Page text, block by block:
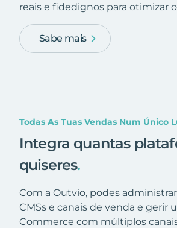
reais e fidedignos para otimizar
Sabe mais
Todas As Tuas Vendas Num Único
Integra quantas
quiseres.
Com a Outvio, podes
CMSs e canais de venda e gerir
Commerce com múltiplos